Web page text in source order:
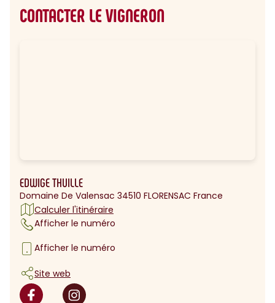
CONTACTER LE VIGNERON
EDWIGE THUILLE
Domaine De Valensac 34510 FLORENSAC France
Calculer l'itinéraire
Afficher le numéro
Afficher le numéro
Site web